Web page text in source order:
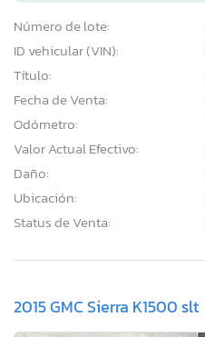
Número de lote:
ID vehicular (VIN):
Título:
Fecha de Venta:
Odómetro:
Valor Actual Efectivo:
Daño:
Ubicación:
Status de Venta:
2015 GMC Sierra K1500 slt